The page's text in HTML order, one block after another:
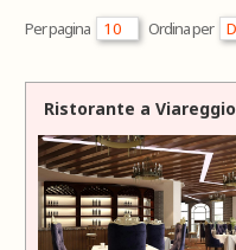
Per pagina Ordina per
Ristorante a Viareggio